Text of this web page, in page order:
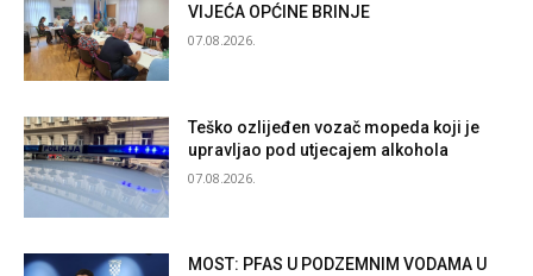
VIJEĆA OPĆINE BRINJE
07.08.2026.
Teško ozlijeđen vozač mopeda koji je
upravljao pod utjecajem alkohola
07.08.2026.
MOST: PFAS U PODZEMNIM VODAMA U